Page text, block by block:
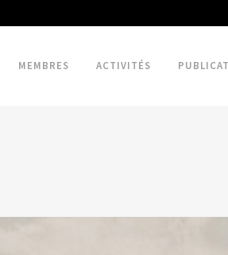
MEMBRES ACTIVITÉS